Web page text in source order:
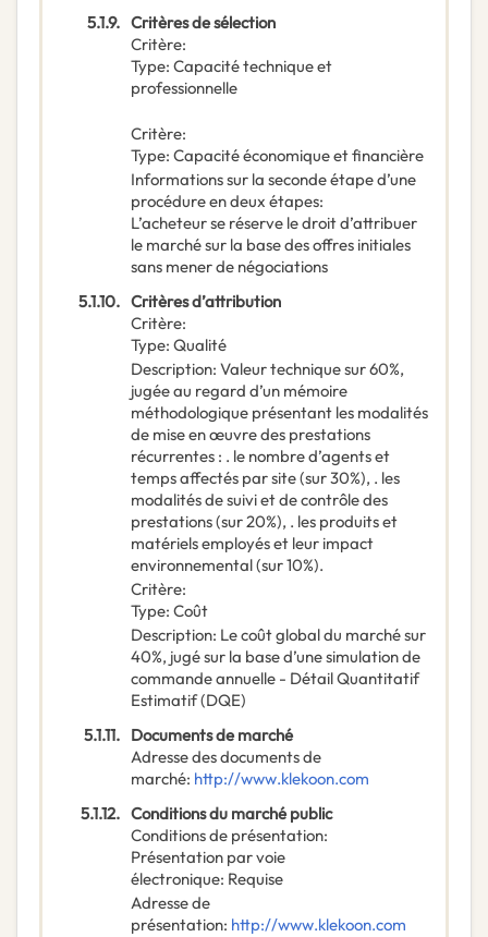
5.1.9. Critères de sélection
Critère:
Type: Capacité technique et
professionnelle
Critère:
Type: Capacité économique et financière
Informations sur la seconde étape d’une
procédure en deux étapes:
L’acheteur se réserve le droit d’attribuer
le marché sur la base des offres initiales
sans mener de négociations
5.1.10. Critères d’attribution
Critère:
Type: Qualité
Description: Valeur technique sur 60%,
jugée au regard d’un mémoire
méthodologique présentant les modalités
de mise en œuvre des prestations
récurrentes : . le nombre d’agents et
temps affectés par site (sur 30%), . les
modalités de suivi et de contrôle des
prestations (sur 20%), . les produits et
matériels employés et leur impact
environnemental (sur 10%).
Critère:
Type: Coût
Description: Le coût global du marché sur
40%, jugé sur la base d’une simulation de
commande annuelle - Détail Quantitatif
Estimatif (DQE)
5.1.11. Documents de marché
Adresse des documents de
marché: http://www.klekoon.com
5.1.12. Conditions du marché public
Conditions de présentation:
Présentation par voie
électronique: Requise
Adresse de
présentation: http://www.klekoon.com